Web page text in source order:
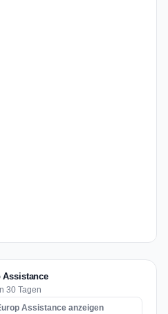
Assistance
30 Tagen
Assistance anzeigen